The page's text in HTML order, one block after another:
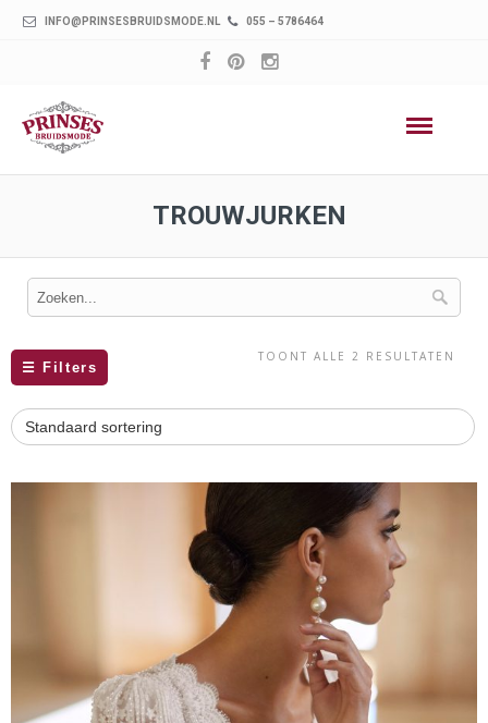
INFO@PRINSESBRUIDSMODE.NL 055 – 5786464
TROUWJURKEN
☰ Filters
TOONT ALLE 2 RESULTATEN